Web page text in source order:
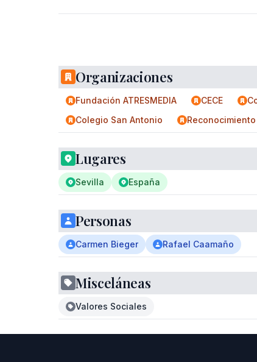
Organizaciones
Fundación ATRESMEDIA CECE
Colegio San Antonio
Reconocimiento
Lugares
Sevilla España
Personas
Carmen Bieger Rafael Caamaño
Misceláneas
Valores Sociales